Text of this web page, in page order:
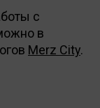
с
в
Merz City.